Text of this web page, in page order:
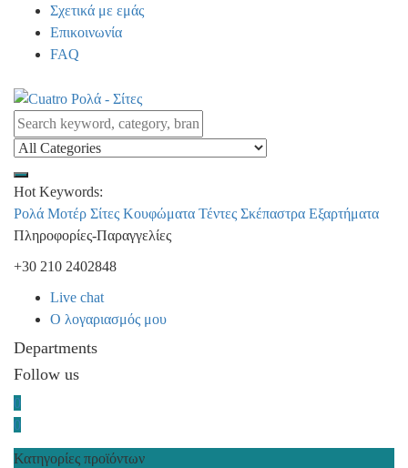
Σχετικά με εμάς
Επικοινωνία
FAQ
Hot Keywords:
Ρολά Μοτέρ Σίτες Κουφώματα Τέντες Σκέπαστρα Εξαρτήματα
Πληροφορίες-Παραγγελίες
+30 210 2402848
Live chat
Ο λογαριασμός μου
Departments
Follow us
0
0
Κατηγορίες προϊόντων